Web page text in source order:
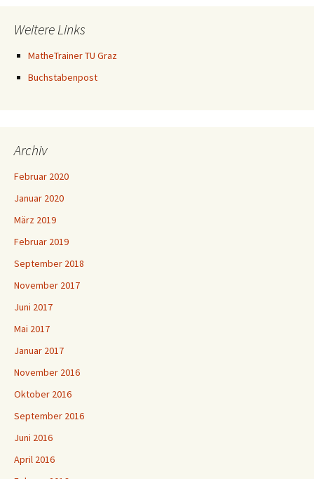
Weitere Links
MatheTrainer TU Graz
Buchstabenpost
Archiv
Februar 2020
Januar 2020
März 2019
Februar 2019
September 2018
November 2017
Juni 2017
Mai 2017
Januar 2017
November 2016
Oktober 2016
September 2016
Juni 2016
April 2016